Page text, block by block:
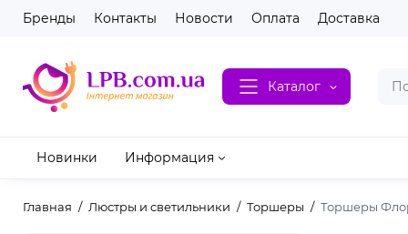
Бренды Контакты Новости Оплата Доставка
Каталог
Новинки Информация
Главная Люстры и светильники Торшеры Торшеры